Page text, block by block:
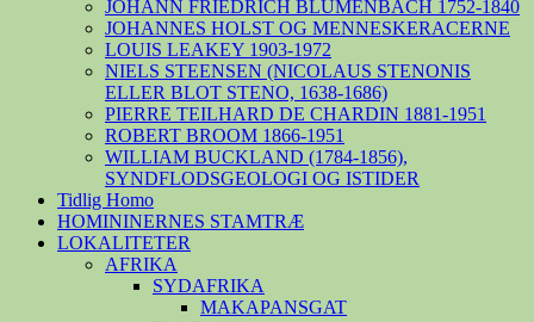
JOHANN FRIEDRICH BLUMENBACH 1752-1840
JOHANNES HOLST OG MENNESKERACERNE
LOUIS LEAKEY 1903-1972
NIELS STEENSEN (NICOLAUS STENONIS
ELLER BLOT STENO, 1638-1686)
PIERRE TEILHARD DE CHARDIN 1881-1951
ROBERT BROOM 1866-1951
WILLIAM BUCKLAND (1784-1856),
SYNDFLODSGEOLOGI OG ISTIDER
Tidlig Homo
HOMININERNES STAMTRÆ
LOKALITETER
AFRIKA
SYDAFRIKA
MAKAPANSGAT